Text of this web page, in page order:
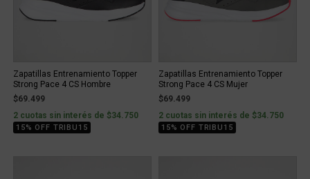
Zapatillas Entrenamiento Topper
Strong Pace 4 CS Hombre
$69.499
2 cuotas sin interés de $34.750
15% OFF TRIBU15
Zapatillas Entrenamiento Topper
Strong Pace 4 CS Mujer
$69.499
2 cuotas sin interés de $34.750
15% OFF TRIBU15